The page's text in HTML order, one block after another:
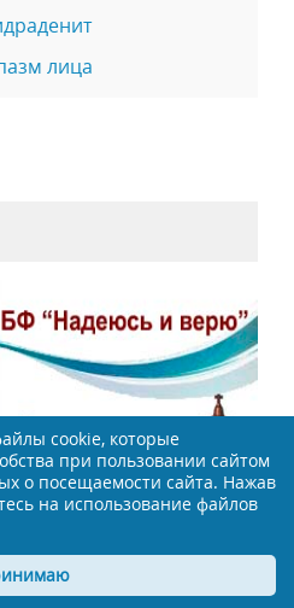
лица
cookie, которые
при пользовании сайтом
о посещаемости сайта. Нажав
на использование файлов